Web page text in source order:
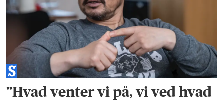
”Hvad venter vi på, vi ved hvad